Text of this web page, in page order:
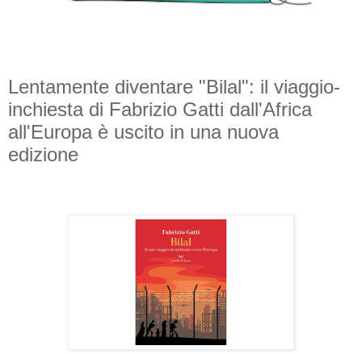
Lentamente diventare "Bilal": il viaggio-
inchiesta di Fabrizio Gatti dall'Africa
all'Europa è uscito in una nuova
edizione